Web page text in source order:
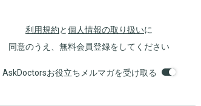
利用規約と個人情報の取り扱いに
同意のうえ、無料会員登録をしてください
AskDoctorsお役立ちメルマガを受け取る